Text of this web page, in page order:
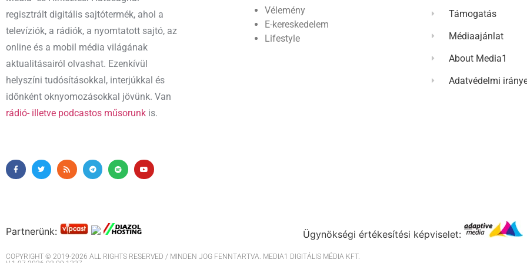
regisztrált digitális sajtótermék, ahol a
televíziók, a rádiók, a nyomtatott sajtó, az
online és a mobil média világának
aktualitásairól olvashat. Ezenkívül
helyszíni tudósításokkal, interjúkkal és
időnként oknyomozásokkal jövünk. Van
rádió- illetve podcastos műsorunk is.
Vélemény
E-kereskedelem
Lifestyle
Támogatás
Médiaajánlat
About Media1
Adatvédelmi
Partnerünk: Ügynökségi értékesítési képviselet:
COPYRIGHT © 2019-2026 ALL RIGHTS RESERVED / MINDEN JOG FENNTARTVA. MEDIA1 DIGITÁLIS MÉDIA KFT.